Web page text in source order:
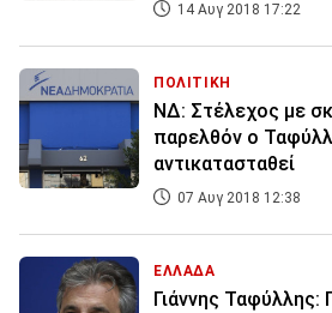
14 Αυγ 2018 17:22
ΠΟΛΙΤΙΚΗ
ΝΔ: Στέλεχος με
παρελθόν ο
αντικατασταθεί
07 Αυγ 2018 12:38
ΕΛΛΑΔΑ
Γιάννης Ταφύλλης: